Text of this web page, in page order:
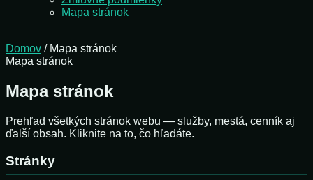
Mapa stránok
Domov / Mapa stránok
Mapa stránok
Mapa stránok
Prehľad všetkých stránok webu — služby, mestá, cenník aj
ďalší obsah. Kliknite na to, čo hľadáte.
Stránky